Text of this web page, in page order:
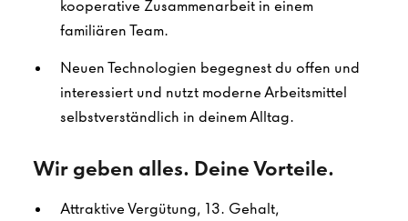
kooperative Zusammenarbeit in einem
familiären Team.
Neuen Technologien begegnest du offen und
interessiert und nutzt moderne Arbeitsmittel
selbstverständlich in deinem Alltag.
Wir geben alles. Deine Vorteile.
Attraktive Vergütung, 13. Gehalt,